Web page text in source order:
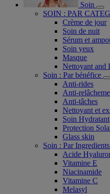
Soin
SOIN : PAR
Crème de jour
Soin de nuit
Sérum et
Soin yeux
Masque
Nettoyant and
Soin : Par bénéfice
Anti-rides
Anti-
Anti-tâches
Nettoyant et
Soin Hydratant
Protection
Glass skin
Soin : Par Ingredients
Acide
Vitamine E
Niacinamide
Vitamine C
Melasyl